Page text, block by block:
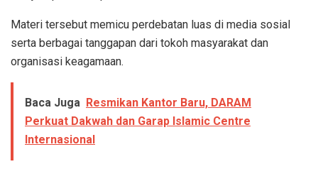
Materi tersebut memicu perdebatan luas di media sosial
serta berbagai tanggapan dari tokoh masyarakat dan
organisasi keagamaan.
Baca Juga Resmikan Kantor Baru, DARAM
Perkuat Dakwah dan Garap Islamic Centre
Internasional